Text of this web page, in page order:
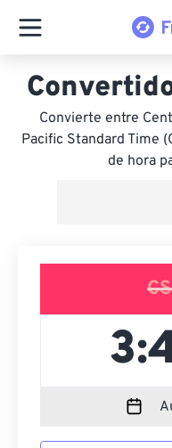
Convierte entre
Pacific Standard Time
de hora